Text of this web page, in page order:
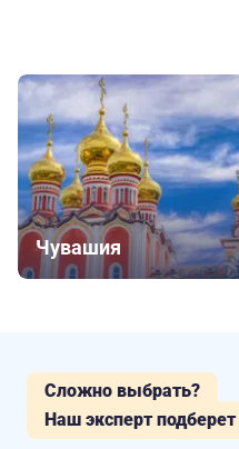
Чувашия
Сложно выбрать?
Наш эксперт